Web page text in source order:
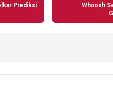
Prediksi
Whoosh